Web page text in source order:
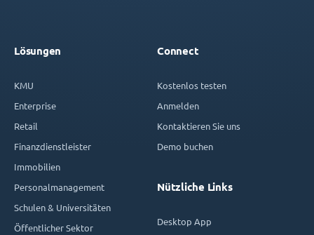
Lösungen
KMU
Enterprise
Retail
Finanzdienstleister
Immobilien
Personalmanagement
Schulen & Universitäten
Öffentlicher Sektor
Connect
Kostenlos testen
Anmelden
Kontaktieren Sie uns
Demo buchen
Nützliche Links
Desktop App